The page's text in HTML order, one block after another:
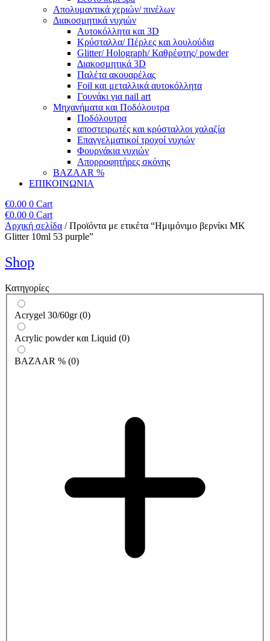
Απολυμαντικά χεριών/ πινέλων
Διακοσμητικά νυχιών
Αυτοκόλλητα και 3D
Κρύσταλλα/ Πέρλες και λουλούδια
Glitter/ Holograph/ Καθρέφτης/ powder
Διακοσμητικά 3D
Παλέτα ακουαρέλας
Foil και μεταλλικά αυτοκόλλητα
Γουνάκι για nail art
Μηχανήματα και Ποδόλουτρα
Ποδόλουτρα
αποστειρωτές και κρύσταλλοι χαλαζία
Επαγγελματικοί τροχοί νυχιών
Φουρνάκια νυχιών
Απορροφητήρες σκόνης
BAZAAR %
ΕΠΙΚΟΙΝΩΝΙΑ
€0.00 0 Cart
€0.00 0 Cart
Αρχική σελίδα / Προϊόντα με ετικέτα “Ημιμόνιμο βερνίκι ΜΚ
Glitter 10ml 53 purple”
Shop
Κατηγορίες
Acrygel 30/60gr (0)
Acrylic powder και Liquid (0)
BAZAAR % (0)